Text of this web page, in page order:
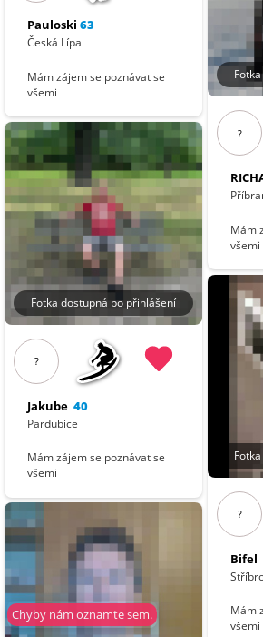
Chyby nám oznamte sem.
Pauloski 63
Česká Lípa
Mám zájem se poznávat se
všemi
Fotka dostupná po přihlášení
?
Jakube 40
Pardubice
Mám zájem se poznávat se
všemi
?
Mám
všemi
?
Bifel
Mám
všemi